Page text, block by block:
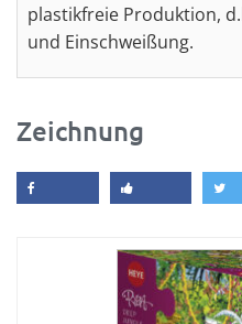
plastikfreie Produktion,
und Einschweißung.
Zeichnung